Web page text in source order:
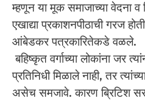
म्हणून या मूक समाजाच्या वेदना व
एखाद्या प्रकाशनपीठाची गरज
आंबेडकर पत्रकारितेकडे वळले.
बहिष्कृत वर्गाच्या लोकांना जर
प्रतिनिधी मिळाले नाही, तर
असेच समजावे. कारण ब्रिटिश